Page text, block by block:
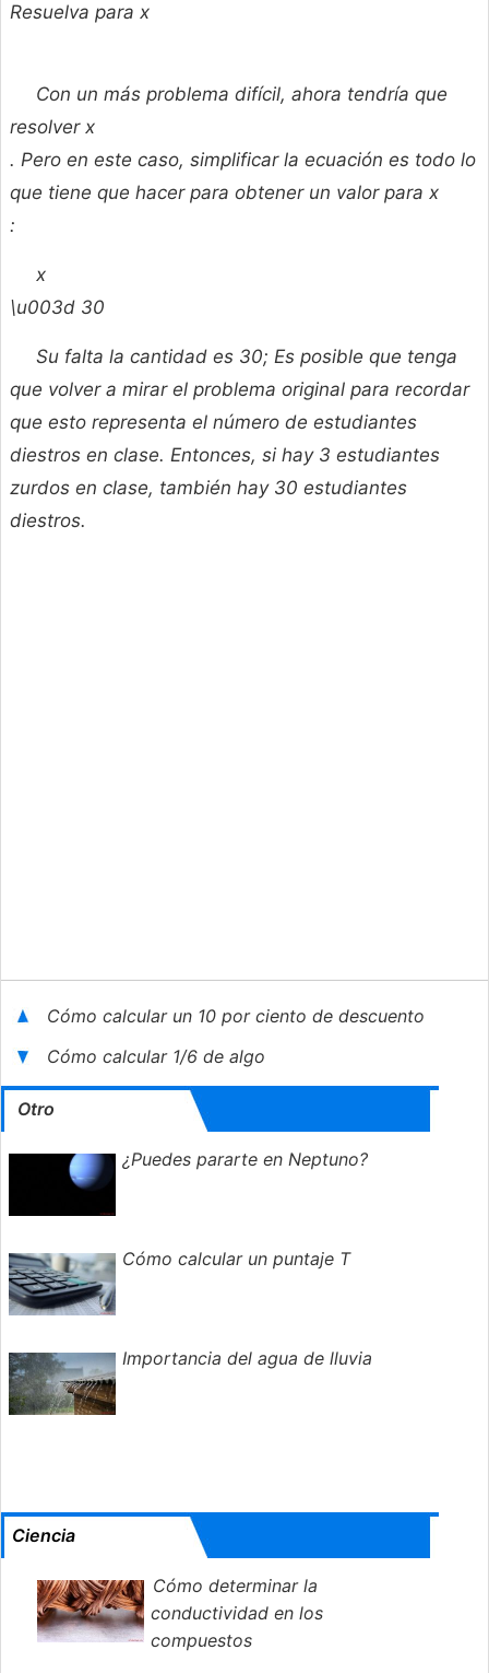
Resuelva para x
Con un más problema difícil, ahora tendría que
resolver x
. Pero en este caso, simplificar la ecuación es todo lo
que tiene que hacer para obtener un valor para x
:
x
\u003d 30
Su falta la cantidad es 30; Es posible que tenga
que volver a mirar el problema original para recordar
que esto representa el número de estudiantes
diestros en clase. Entonces, si hay 3 estudiantes
zurdos en clase, también hay 30 estudiantes
diestros.
Cómo calcular un 10 por ciento de descuento
Cómo calcular 1/6 de algo
Otro
¿Puedes pararte en Neptuno?
Cómo calcular un puntaje T
Importancia del agua de lluvia
Ciencia
Cómo determinar la
conductividad en los
compuestos